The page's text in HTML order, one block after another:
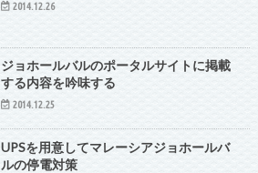
2014.12.26
ジョホールバルのポータルサイトに掲載
する内容を吟味する
2014.12.25
UPSを用意してマレーシアジョホールバ
ルの停電対策